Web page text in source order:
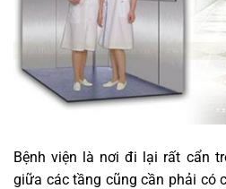
Bệnh viện là nơi đi lại rất cẩn
giữa các tầng cũng cần phải có